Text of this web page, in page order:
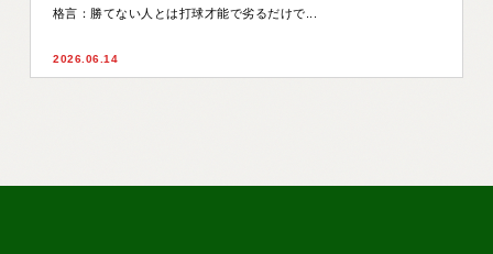
格言：勝てない人とは打球才能で劣るだけで...
2026.06.14